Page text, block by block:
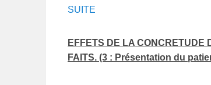
SUITE
EFFETS DE LA CONCRETUDE
FAITS. (3 : Présentation du